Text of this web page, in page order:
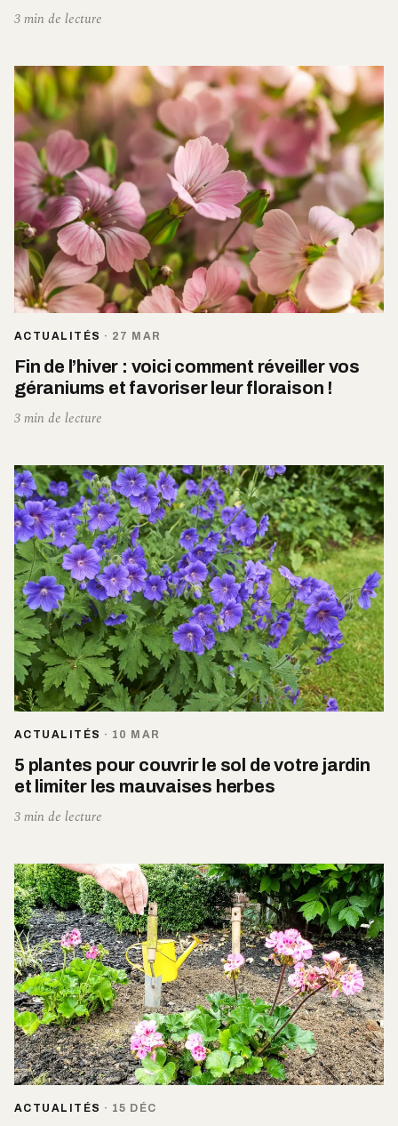
3 min de lecture
ACTUALITÉS · 27 MAR
Fin de l’hiver : voici comment réveiller vos
géraniums et favoriser leur floraison !
3 min de lecture
ACTUALITÉS · 10 MAR
5 plantes pour couvrir le sol de votre jardin
et limiter les mauvaises herbes
3 min de lecture
ACTUALITÉS · 15 DÉC